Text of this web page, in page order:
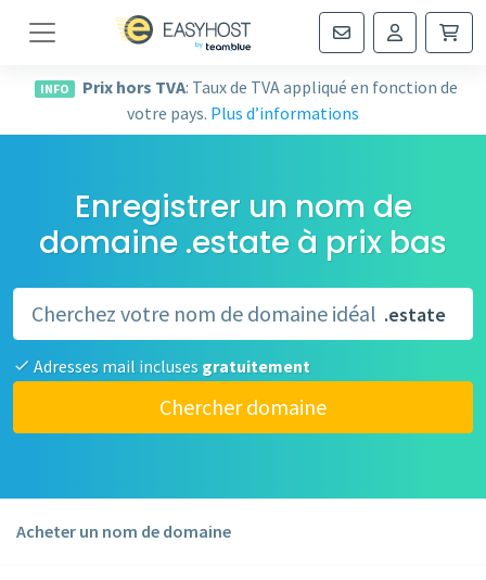
Navigation
INFO Prix hors TVA: Taux de TVA appliqué en fonction de
votre pays. Plus d’informations
Enregistrer un nom de
domaine .estate à prix bas
.estate
Adresses mail incluses gratuitement
Chercher domaine
Acheter un nom de domaine